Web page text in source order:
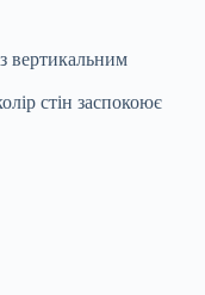
вертикальним
стін заспокоює